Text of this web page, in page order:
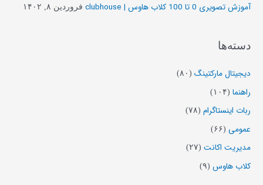
ی
آموزش تصویری 0 تا 100 کلاب هاوس | clubhouse فروردین ۸, ۱۴۰۲
دسته‌ها
دیجیتال مارکتینگ (۸۰)
راهنما (۱۰۴)
ربات اینستاگرام (۷۸)
عمومی (۶۶)
مدیریت اکانت (۲۷)
کلاب هاوس (۹)